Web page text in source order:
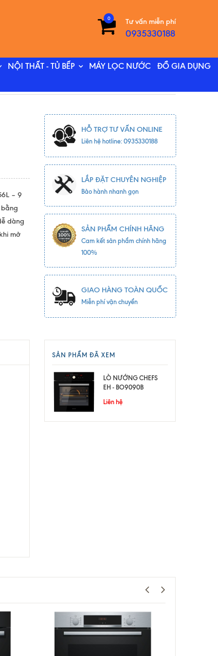
Tư vấn miễn phí
0935330188
0
NỘI THẤT - TỦ BẾP MÁY LỌC NƯỚC
ĐỒ GIA DỤNG
– 9
dàng
mở
HỖ TRỢ TƯ VẤN ONLINE
Liên hệ hotline: 0935330188
LẮP ĐẶT CHUYÊN NGHIỆP
Bảo hành nhanh gọn
SẢN PHẨM CHÍNH HÃNG
Cam kết sản phẩm chính hãng
100%
GIAO HÀNG TOÀN QUỐC
Miễn phí vận chuyển
SẢN PHẨM ĐÃ XEM
LÒ NƯỚNG CHEFS
EH - BO9090B
Liên hệ